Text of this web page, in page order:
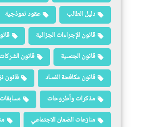
دليل الطالب
عقود نموذجية
قانون الإجراءات الجزائية
قانون الجنسية
قانون الشركات
قانون مكافحة الفساد
قانون
مذكرات وأطروحات
مسابقات
منازعات الضمان الاجتماعي